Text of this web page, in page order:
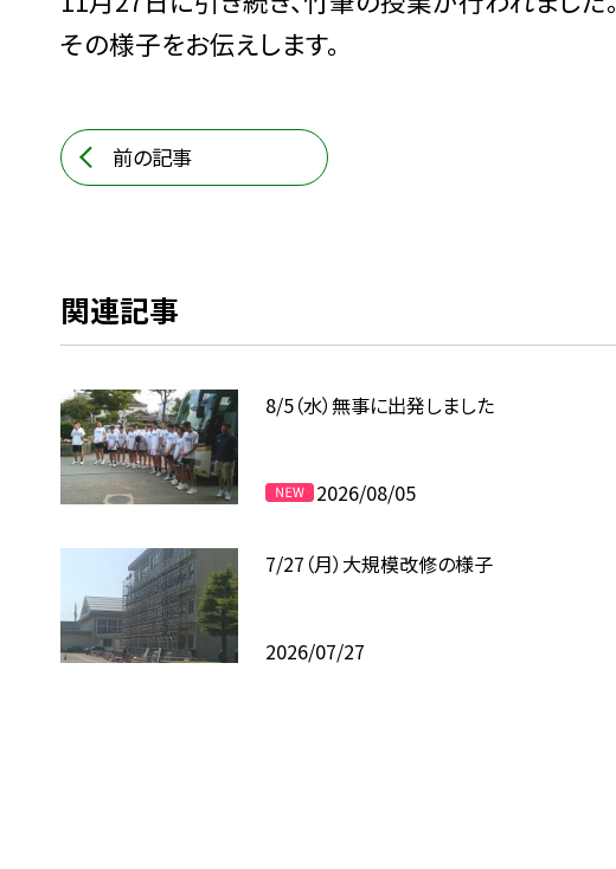
その様子をお伝えします。
前の記事
関連記事
8/5（水）無事に出発しました
2026/08/05
7/27（月）大規模改修の様子
2026/07/27